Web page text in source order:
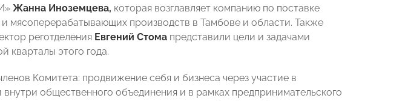
Жанна Иноземцева, которая возглавляет компанию по поставке
мясоперерабатывающих производств в Тамбове и области. Также
реготделения Евгений Стома представили цели и задачами
кварталы этого года.
Комитета: продвижение себя и бизнеса через участие в
общественного объединения и в рамках предпринимательского